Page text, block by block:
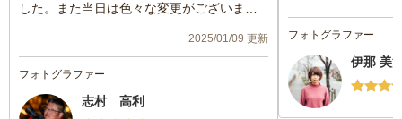
した。また当日は色々な変更がございまし
2025/01/09 更新
フォトグラファー
志村 高利
フォトグラファー
伊那 美